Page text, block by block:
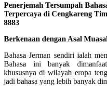
Penerjemah Tersumpah
Terpercaya di Cengkareng
8883
Berkenaan dengan Asal
Bahasa Jerman sendiri ialah
Bahasa ini banyak
khususnya di wilayah eropa
jadi bahasa yang lebih banyak